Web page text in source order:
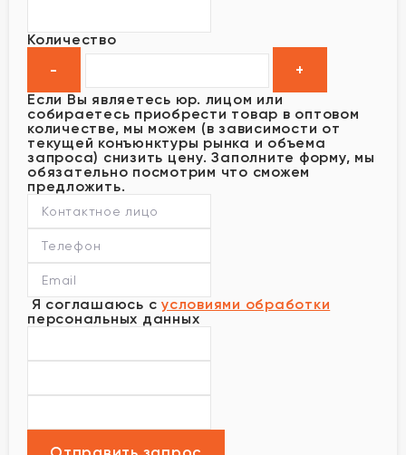
Количество
Если Вы являетесь юр. лицом или
собираетесь приобрести товар в оптовом
количестве, мы можем (в зависимости от
текущей конъюнктуры рынка и объема
запроса) снизить цену. Заполните форму, мы
обязательно посмотрим что сможем
предложить.
Я соглашаюсь с условиями обработки
персональных данных